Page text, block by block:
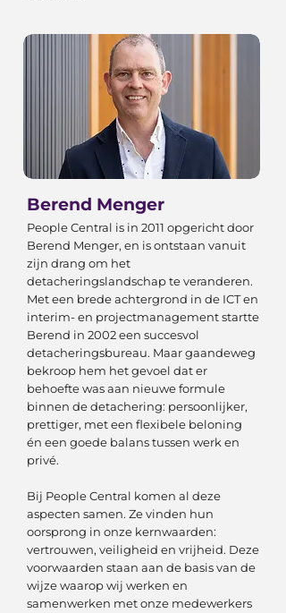
Berend Menger
People Central is in 2011 opgericht door
Berend Menger, en is ontstaan vanuit
zijn drang om het
detacheringslandschap te veranderen.
Met een brede achtergrond in de ICT en
interim- en projectmanagement startte
Berend in 2002 een succesvol
detacheringsbureau. Maar gaandeweg
bekroop hem het gevoel dat er
behoefte was aan nieuwe formule
binnen de detachering: persoonlijker,
prettiger, met een flexibele beloning
én een goede balans tussen werk en
privé.
Bij People Central komen al deze
aspecten samen. Ze vinden hun
oorsprong in onze kernwaarden:
vertrouwen, veiligheid en vrijheid. Deze
voorwaarden staan aan de basis van de
wijze waarop wij werken en
samenwerken met onze medewerkers